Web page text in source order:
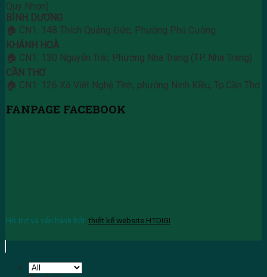
Quy Nhơn)
BÌNH DƯƠNG
🏠 CN1: 148 Thích Quảng Đức, Phường Phú Cường
KHÁNH HOÀ
🏠 CN1: 130 Nguyễn Trãi, Phường Nha Trang (TP. Nha Trang)
CẦN THƠ
🏠 CN1: 126 Xô Viết Nghệ Tĩnh, phường Ninh Kiều, Tp.Cần Thơ
FANPAGE FACEBOOK
Hỗ trợ và vận hành bởi: thiết kế website HTDIGI